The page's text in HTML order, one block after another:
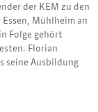
der KEM zu den
Mühlheim an
Folge gehört
Florian
seine Ausbildung